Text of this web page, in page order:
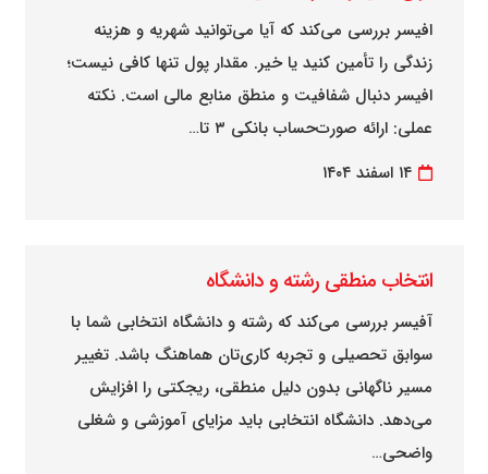
افیسر بررسی می‌کند که آیا می‌توانید شهریه و هزینه
زندگی را تأمین کنید یا خیر. مقدار پول تنها کافی نیست؛
افیسر دنبال شفافیت و منطق منابع مالی است. نکته
عملی: ارائه صورت‌حساب بانکی ۳ تا…
۱۴ اسفند ۱۴۰۴
انتخاب منطقی رشته و دانشگاه
آفیسر بررسی می‌کند که رشته و دانشگاه انتخابی شما با
سوابق تحصیلی و تجربه کاری‌تان هماهنگ باشد. تغییر
مسیر ناگهانی بدون دلیل منطقی، ریجکتی را افزایش
می‌دهد. دانشگاه انتخابی باید مزایای آموزشی و شغلی
واضحی…